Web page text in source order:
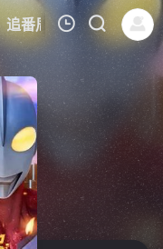
追番周表 今日更新
6